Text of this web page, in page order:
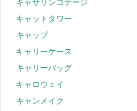
キャサリンコテージ
キャットタワー
キャップ
キャリーケース
キャリーバッグ
キャロウェイ
キャンメイク